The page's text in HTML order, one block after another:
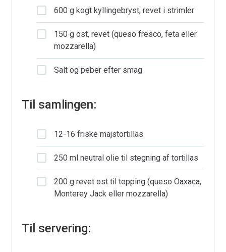
600 g kogt kyllingebryst, revet i strimler
150 g ost, revet (queso fresco, feta eller
mozzarella)
Salt og peber efter smag
Til samlingen:
12-16 friske majstortillas
250 ml neutral olie til stegning af tortillas
200 g revet ost til topping (queso Oaxaca,
Monterey Jack eller mozzarella)
Til servering: